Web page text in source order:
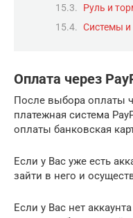
Руль и
Системы и
Оплата через
После выбора оплаты
платежная система
оплаты банковская
Если у Вас уже есть
зайти в него и
Если у Вас нет